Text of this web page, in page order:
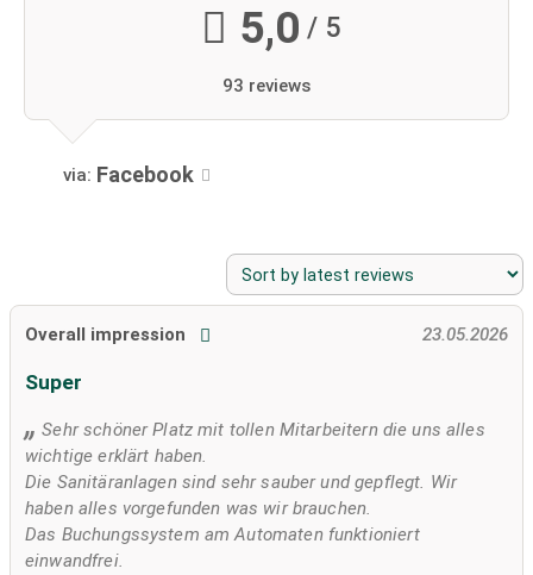
5,0 / 5
93 reviews
via: Facebook
Overall impression 23.05.2026
Super
Sehr schöner Platz mit tollen Mitarbeitern die uns alles
wichtige erklärt haben.
Die Sanitäranlagen sind sehr sauber und gepflegt. Wir
haben alles vorgefunden was wir brauchen.
Das Buchungssystem am Automaten funktioniert
einwandfrei.